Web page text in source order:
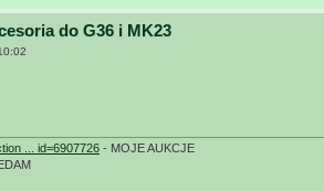
do G36 i MK23
... id=6907726 - MOJE AUKCJE